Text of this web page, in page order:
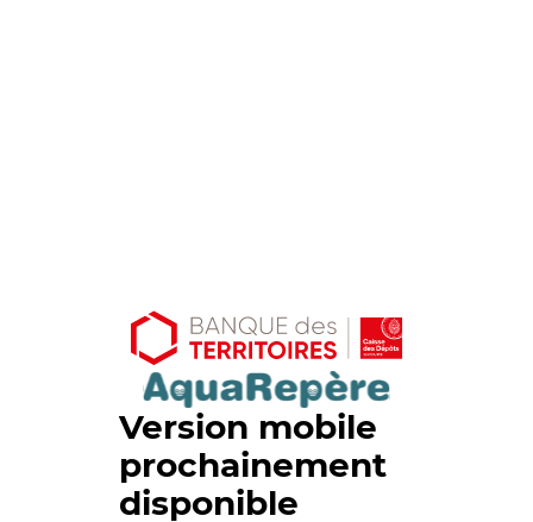
Version mobile
prochainement
disponible